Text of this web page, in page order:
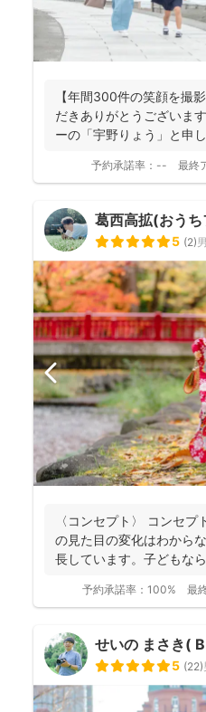
【年間300件の笑顔を撮
だきありがとうございま
ーの「宇野りょう」と申
予約承諾率： -- 最終
葛西高拡(おう
5 (2)
〈コンセプト〉 コンセ
の見た目の変化はわから
長しています。子どもな
予約承諾率： 100% 最
せいの まさき(
5 (22)